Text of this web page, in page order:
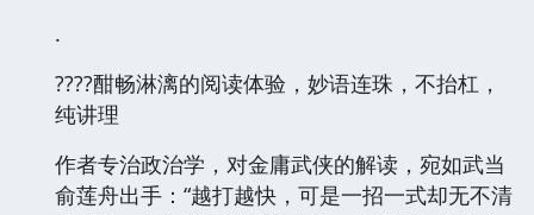
.
????酣畅淋漓的阅读体验，妙语连珠，不抬杠，
纯讲理
作者专治政治学，对金庸武侠的解读，宛如武当
俞莲舟出手：“越打越快，可是一招一式却无不清